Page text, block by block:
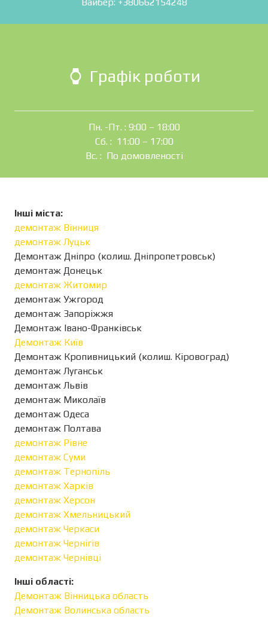
Вайбер: +380662154248
watch Графік роботи
Пн. -Пт. : 9:00 – 18:00
Сб. : 11:00 – 17:00
Вс. : По домовленості
Інші міста:
демонтаж Вінниця
демонтаж Луцьк
Демонтаж Дніпро (колиш. Дніпропетровськ)
демонтаж Донецьк
демонтаж Житомир
демонтаж Ужгород
демонтаж Запоріжжя
Демонтаж Івано-Франківськ
Демонтаж Київ
Демонтаж Кропивницький (колиш. Кіровоград)
демонтаж Луганськ
демонтаж Львів
демонтаж Миколаїв
демонтаж Одеса
демонтаж Полтава
демонтаж Рівне
демонтаж Суми
демонтаж Тернопіль
демонтаж Харків
демонтаж Херсон
демонтаж Хмельницький
демонтаж Черкаси
демонтаж Чернігів
демонтаж Чернівці
Інші області:
Демонтаж Вінницька область
Демонтаж Волинська область